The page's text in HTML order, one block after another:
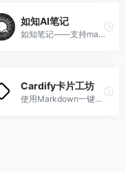
如知AI笔记
如知笔记——支持markdown的在线笔记，支持ai智能写作、AI搜索，支持DeepseekR1满血大模型
Cardify卡片工坊
使用Markdown一键生成精美的小红书知识卡片